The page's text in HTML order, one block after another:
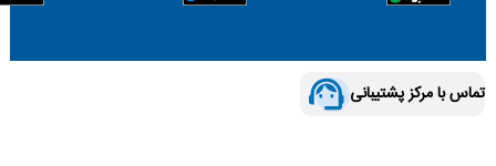
تماس با مرکز پشتیبانی